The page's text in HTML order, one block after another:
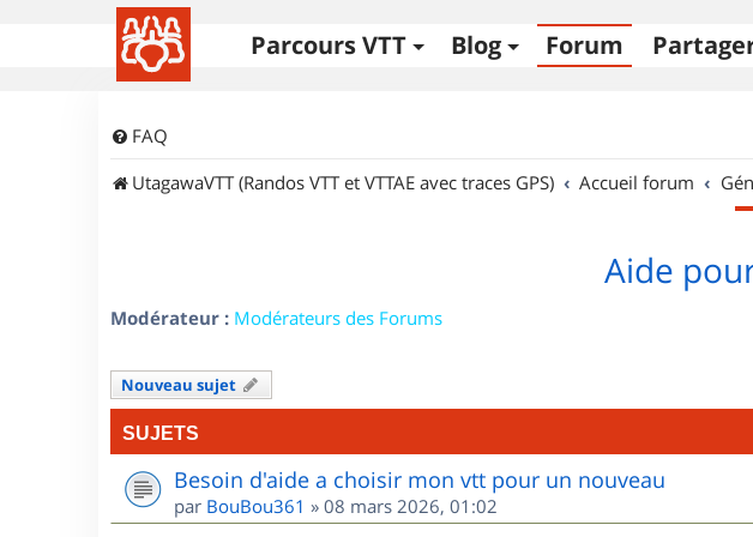
Parcours VTT Blog Forum
FAQ
UtagawaVTT (Randos VTT et VTTAE avec traces GPS)
Accueil forum
Aide
Modérateur : Modérateurs des Forums
Nouveau sujet
SUJETS
Besoin d'aide a choisir mon vtt pour un nouveau
par BouBou361 » 08 mars 2026, 01:02